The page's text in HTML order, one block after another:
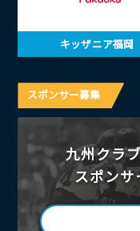
キッザニア福岡
スポンサー募集
九州クラ
スポンサ